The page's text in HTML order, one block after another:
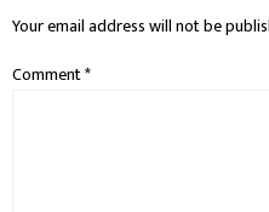
Your email address will not be
Comment*